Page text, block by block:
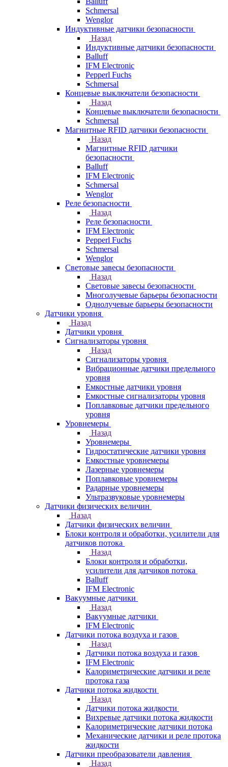
Schmersal
Wenglor
Индуктивные датчики безопасности
Назад
Индуктивные датчики безопасности
Balluff
IFM Electronic
Pepperl Fuchs
Schmersal
Концевые выключатели безопасности
Назад
Концевые выключатели безопасности
Schmersal
Магнитные RFID датчики безопасности
Назад
Магнитные RFID датчики
безопасности
Balluff
IFM Electronic
Schmersal
Wenglor
Реле безопасности
Назад
Реле безопасности
IFM Electronic
Pepperl Fuchs
Schmersal
Wenglor
Световые завесы безопасности
Назад
Световые завесы безопасности
Многолучевые барьеры безопасности
Однолучевые барьеры безопасности
Датчики уровня
Назад
Датчики уровня
Сигнализаторы уровня
Назад
Сигнализаторы уровня
Вибрационные датчики предельного
уровня
Емкостные датчики уровня
Емкостные сигнализаторы уровня
Поплавковые датчики предельного
уровня
Уровнемеры
Назад
Уровнемеры
Гидростатические датчики уровня
Емкостные уровнемеры
Лазерные уровнемеры
Поплавковые уровнемеры
Радарные уровнемеры
Ультразвуковые уровнемеры
Датчики физических величин
Назад
Датчики физических величин
Блоки контроля и обработки, усилители для
датчиков потока
Назад
Блоки контроля и обработки,
усилители для датчиков потока
Balluff
IFM Electronic
Вакуумные датчики
Назад
Вакуумные датчики
IFM Electronic
Датчики потока воздуха и газов
Назад
Датчики потока воздуха и газов
IFM Electronic
Калориметрические датчики и реле
протока газа
Датчики потока жидкости
Назад
Датчики потока жидкости
Вихревые датчики потока жидкости
Калориметрические датчики потока
Механические датчики и реле протока
жидкости
Датчики преобразователи давления
Назад